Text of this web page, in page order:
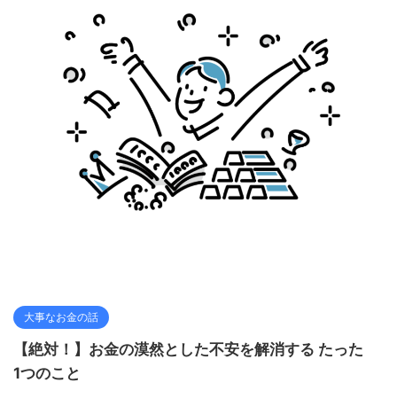
大事なお金の話
【絶対！】お金の漠然とした不安を解消する たった
1つのこと